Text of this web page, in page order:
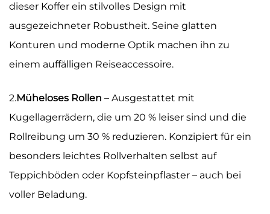
dieser Koffer ein stilvolles Design mit
ausgezeichneter Robustheit. Seine glatten
Konturen und moderne Optik machen ihn zu
einem auffälligen Reiseaccessoire.
2.Müheloses Rollen – Ausgestattet mit
Kugellagerrädern, die um 20 % leiser sind und die
Rollreibung um 30 % reduzieren. Konzipiert für ein
besonders leichtes Rollverhalten selbst auf
Teppichböden oder Kopfsteinpflaster – auch bei
voller Beladung.